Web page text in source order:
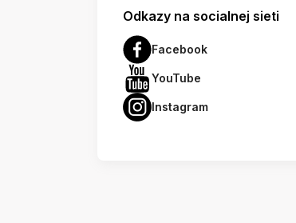
Odkazy na socialnej sieti
Facebook
YouTube
Instagram